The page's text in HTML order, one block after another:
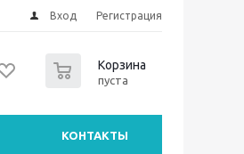
Вход Регистрация
Корзина
пуста
КОНТАКТЫ